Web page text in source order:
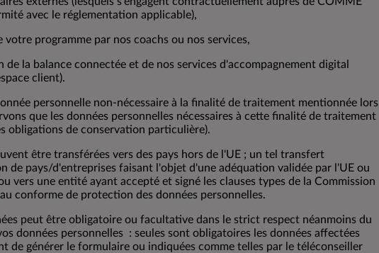
avec le réglementation applicable),
votre programme par nos coachs ou nos services,
la balance connectée et de nos services d'accompagnement digital
client).
personnelle non-nécessaire à la finalité de traitement mentionnée lors
que les données personnelles nécessaires à cette finalité de traitement
obligations de conservation particulière).
être transférées vers des pays hors de l'UE ; un tel transfert
de pays/d'entreprises faisant l'objet d'une adéquation validée par l'UE ou
vers une entité ayant accepté et signé les clauses types de la Commission
conforme de protection des données personnelles.
peut être obligatoire ou facultative dans le strict respect néanmoins du
données personnelles : seules sont obligatoires les données affectées
de générer le formulaire ou indiquées comme telles par le téléconseiller